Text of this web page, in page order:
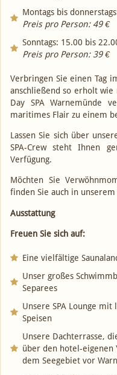
Montags bis
Preis pro Person: 49 €
Sonntags: 15.00 bis
Preis pro Person: 39 €
Verbringen Sie einen Tag
anschließend so erholt wie
Day SPA Warnemünde
maritimes Flair zu einem
Lassen Sie sich über
SPA-Crew steht Ihnen
Verfügung.
Möchten Sie
finden Sie auch in unserem
Ausstattung
Freuen Sie sich auf:
Eine vielfältige
Unser großes
Separees
Unsere SPA Lounge mit
Speisen
Unsere Dachterrasse,
über den hotel-eigenen
dem Seegebiet vor